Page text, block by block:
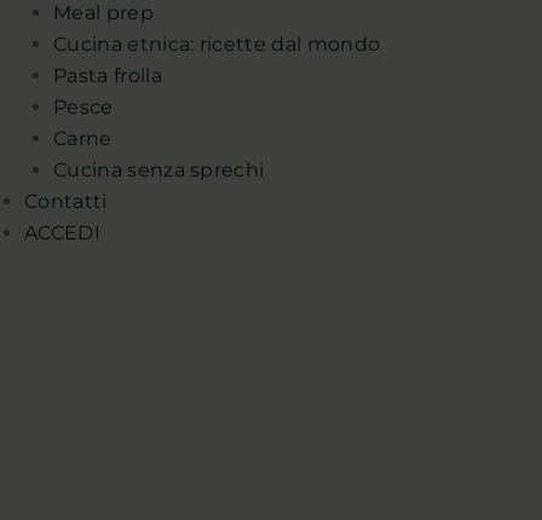
Meal prep
Cucina etnica: ricette dal mondo
Pasta frolla
Pesce
Carne
Cucina senza sprechi
Contatti
ACCEDI